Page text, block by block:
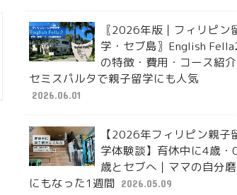
〖2026年版｜フィリピン
学・セブ島〗English
の特徴・費用・コース紹介
セミスパルタで親子留学にも人気
2026.06.01
【2026年フィリピン親子
学体験談】育休中に4歳・
歳とセブへ｜ママの自分
にもなった1週間 2026.05.09